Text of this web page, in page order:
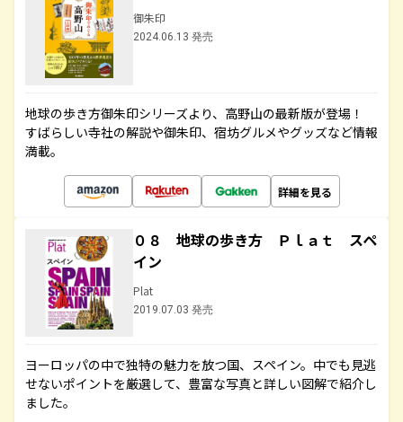
御朱印
2024.06.13 発売
地球の歩き方御朱印シリーズより、高野山の最新版が登場！
すばらしい寺社の解説や御朱印、宿坊グルメやグッズなど情報
満載。
詳細を見る
０８ 地球の歩き方 Ｐｌａｔ スペ
イン
Plat
2019.07.03 発売
ヨーロッパの中で独特の魅力を放つ国、スペイン。中でも見逃
せないポイントを厳選して、豊富な写真と詳しい図解で紹介し
ました。